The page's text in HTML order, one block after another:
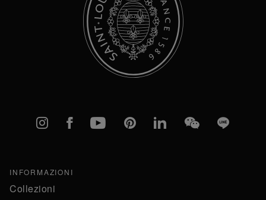
Instagram
FacebookYouTubePinterestlinkedInWeChatLine
INFORMAZIONI
Collezioni